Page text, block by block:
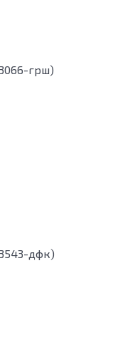
грш)
дфк)